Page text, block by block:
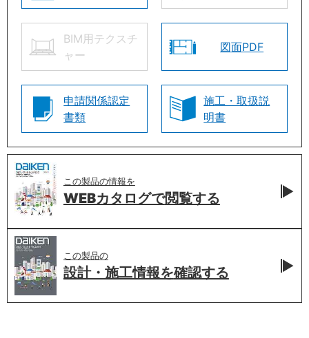
BIM用テクスチ
ャー
図面PDF
申請関係認定
書類
施工・取扱説
明書
この製品の情報を
WEBカタログで閲覧する
この製品の
設計・施工情報を確認する